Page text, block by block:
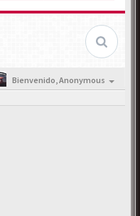
Bienvenido,Anonymous